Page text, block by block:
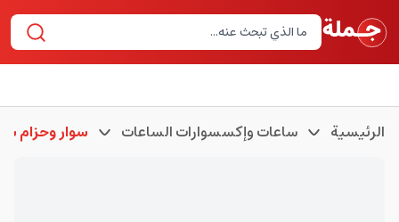
الرئيسية ساعات وإكسسوارات الساعات سوار وحزام